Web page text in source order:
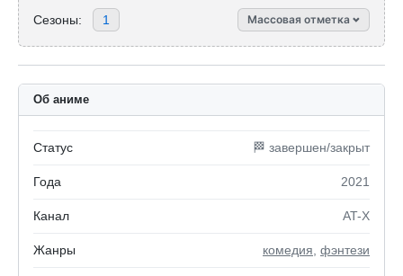
Сезоны: 1 Массовая отметка
Об аниме
Статус 🏁 завершен/закрыт
Года 2021
Канал AT-X
Жанры комедия фэнтези